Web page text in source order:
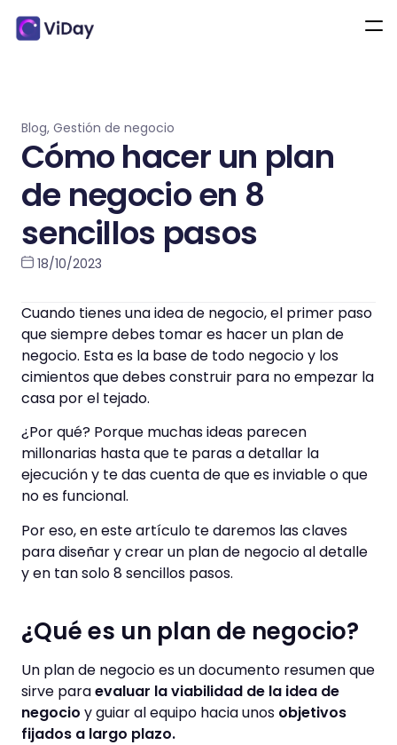
Blog, Gestión de negocio
Cómo hacer un plan
de negocio en 8
sencillos pasos
18/10/2023
Cuando tienes una idea de negocio, el primer paso
que siempre debes tomar es hacer un plan de
negocio. Esta es la base de todo negocio y los
cimientos que debes construir para no empezar la
casa por el tejado.
¿Por qué? Porque muchas ideas parecen
millonarias hasta que te paras a detallar la
ejecución y te das cuenta de que es inviable o que
no es funcional.
Por eso, en este artículo te daremos las claves
para diseñar y crear un plan de negocio al detalle
y en tan solo 8 sencillos pasos.
¿Qué es un plan de negocio?
Un plan de negocio es un documento resumen que
sirve paraevaluar la viabilidad de la idea de
negocio y guiar al equipo hacia unos objetivos
fijados a largo plazo.